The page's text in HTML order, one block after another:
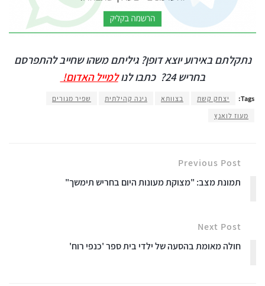
נתקלתם באירוע יוצא דופן? גיליתם משהו שחייב להתפרסם
בחריש 24?
כתבו לנולמייל האדום!
Tags: יצחק קשת בצוותא גינה קהילתית
שפיר מגורים
מעוז לואנץ
Previous Post
תמונת מצב: "מצוקת מעונות היום בחריש תימשך"
Next Post
חולה מאומת בהסעה של ילדי בית ספר 'כנפי רוח'